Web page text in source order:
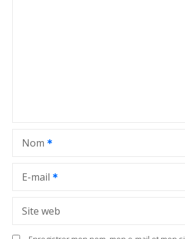
t
Nom
E-mail
Site web